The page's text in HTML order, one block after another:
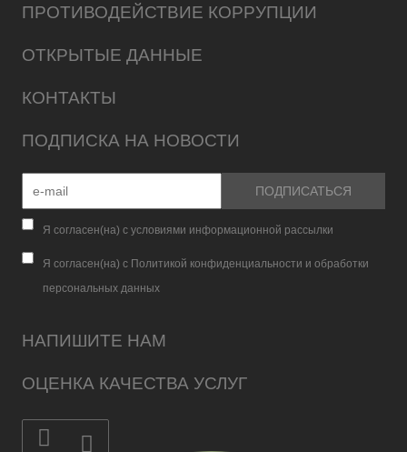
ПРОТИВОДЕЙСТВИЕ КОРРУПЦИИ
ОТКРЫТЫЕ ДАННЫЕ
КОНТАКТЫ
ПОДПИСКА НА НОВОСТИ
Я согласен(на) с условиями информационной рассылки
Я согласен(на) с Политикой конфиденциальности и обработки
персональных данных
НАПИШИТЕ НАМ
ОЦЕНКА КАЧЕСТВА УСЛУГ